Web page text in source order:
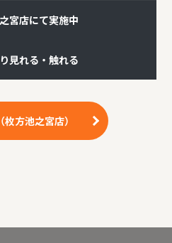
宮店にて実施中
見れる・触れる
方池之宮店）